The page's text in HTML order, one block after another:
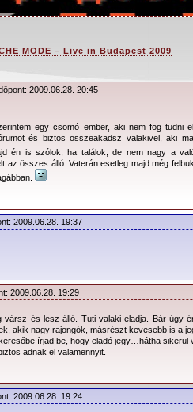
a depeCHe MODE! Fél évvel a turné
a jegyek az együttes koncertjeire.
dönt a jegyek eladása. Végre a
koncert jegyei is megvásárolhatóak!
2008. október 28-án 10 órakor
leggyorsabb 3.000 vásárló állhat a
és 18.500,- forint közötti áron
most az interneten keresztül is
2009.06.23.
Budapest, Puskás Ferenc Stadion (volt
MODE – Live in Budapest 2009
2009.06.28. 20:45
egy csomó ember, aki nem fog tudni
és biztos összeakadsz valakivel, aki
én is szólok, ha találok, de nem nagy a
az összes álló. Vaterán esetleg majd még
2009.06.28. 19:37
2009.06.28. 19:29
vársz és lesz álló. Tuti valaki eladja. Bár úgy
akik nagy rajongók, másrészt kevesebb is a
írjad be, hogy eladó jegy…hátha sikerül
adnak el valamennyit.
2009.06.28. 19:24